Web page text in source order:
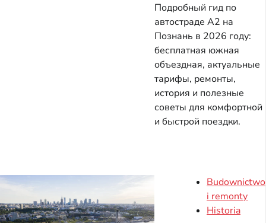
Подробный гид по
автостраде A2 на
Познань в 2026 году:
бесплатная южная
объездная, актуальные
тарифы, ремонты,
история и полезные
советы для комфортной
и быстрой поездки.
Budownictwo
i remonty
Historia